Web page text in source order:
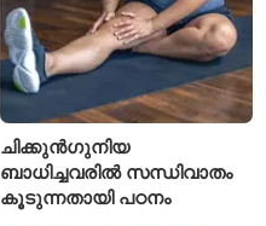
ചിക്കുൻഗുനിയ
ബാധിച്ചവരിൽ സന്ധിവാതം
കൂടുന്നതായി പഠനം